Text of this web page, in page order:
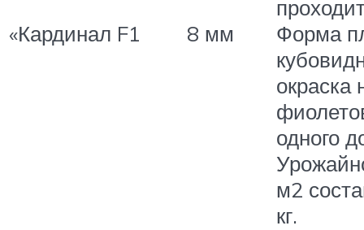
«Кардинал F1 8 мм
Форма
окраска
одного
м2
кг.